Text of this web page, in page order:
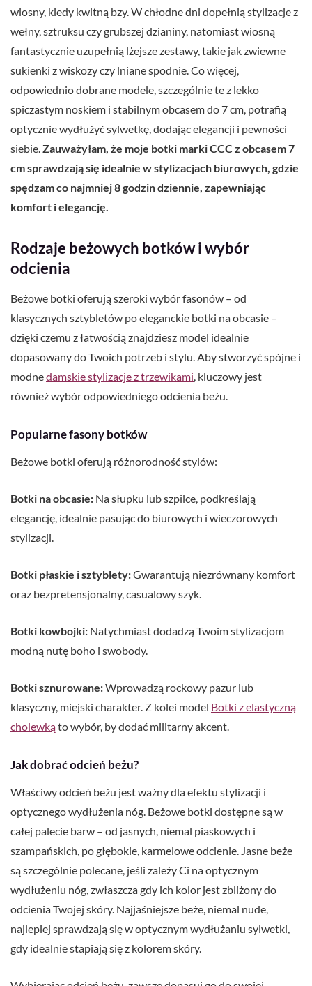
wiosny, kiedy kwitną bzy. W chłodne dni dopełnią stylizacje z
wełny, sztruksu czy grubszej dzianiny, natomiast wiosną
fantastycznie uzupełnią lżejsze zestawy, takie jak zwiewne
sukienki z wiskozy czy lniane spodnie. Co więcej,
odpowiednio dobrane modele, szczególnie te z lekko
spiczastym noskiem i stabilnym obcasem do 7 cm, potrafią
optycznie wydłużyć sylwetkę, dodając elegancji i pewności
siebie.Zauważyłam, że moje botki marki CCC z obcasem 7
cm sprawdzają się idealnie w stylizacjach biurowych, gdzie
spędzam co najmniej 8 godzin dziennie, zapewniając
komfort i elegancję.
Rodzaje beżowych botków i wybór
odcienia
Beżowe botki oferują szeroki wybór fasonów – od
klasycznych sztybletów po eleganckie botki na obcasie –
dzięki czemu z łatwością znajdziesz model idealnie
dopasowany do Twoich potrzeb i stylu. Aby stworzyć spójne i
modnedamskie stylizacje z trzewikami, kluczowy jest
również wybór odpowiedniego odcienia beżu.
Popularne fasony botków
Beżowe botki oferują różnorodność stylów:
Botki na obcasie: Na słupku lub szpilce, podkreślają
elegancję, idealnie pasując do biurowych i wieczorowych
stylizacji.
Botki płaskie i sztyblety:Gwarantują niezrównany komfort
oraz bezpretensjonalny, casualowy szyk.
Botki kowbojki: Natychmiast dodadzą Twoim stylizacjom
modną nutę boho i swobody.
Botki sznurowane:Wprowadzą rockowy pazur lub
klasyczny, miejski charakter. Z kolei model Botki z elastyczną
cholewkąto wybór, by dodać militarny akcent.
Jak dobrać odcień beżu?
Właściwy odcień beżu jest ważny dla efektu stylizacji i
optycznego wydłużenia nóg. Beżowe botki dostępne są w
całej palecie barw – od jasnych, niemal piaskowych i
szampańskich, po głębokie, karmelowe odcienie. Jasne beże
są szczególnie polecane, jeśli zależy Ci na optycznym
wydłużeniu nóg, zwłaszcza gdy ich kolor jest zbliżony do
odcienia Twojej skóry. Najjaśniejsze beże, niemal nude,
najlepiej sprawdzają się w optycznym wydłużaniu sylwetki,
gdy idealnie stapiają się z kolorem skóry.